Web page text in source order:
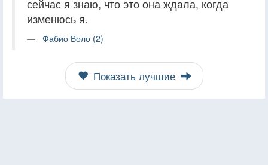
сейчас я знаю, что это она ждала, когда
изменюсь я.
Фабио Воло (2)
Показать лучшие